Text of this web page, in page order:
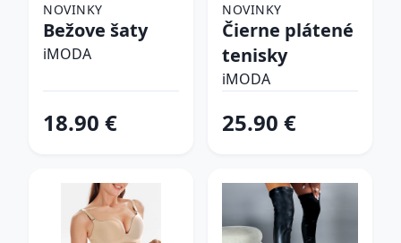
NOVINKY
Bežove šaty
iMODA
18.90 €
NOVINKY
Čierne plátené
tenisky
iMODA
25.90 €